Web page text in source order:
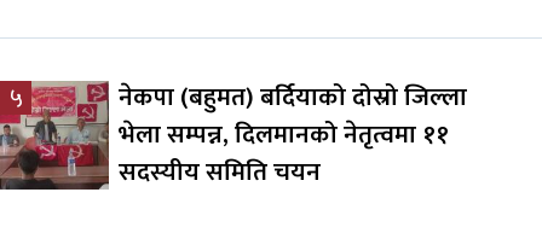
५
नेकपा (बहुमत) बर्दियाको दोस्रो जिल्ला
भेला सम्पन्न, दिलमानको नेतृत्वमा ११
सदस्यीय समिति चयन